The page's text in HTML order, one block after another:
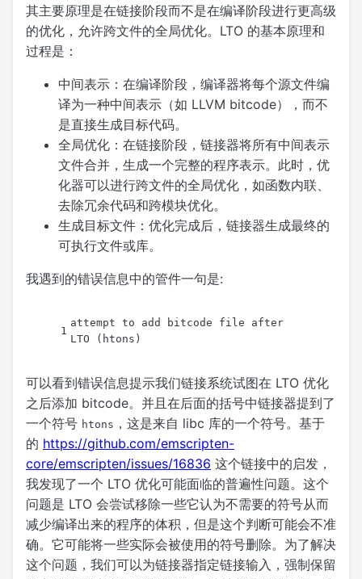
其主要原理是在链接阶段而不是在编译阶段进行更高级
的优化，允许跨文件的全局优化。LTO 的基本原理和
过程是：
中间表示：在编译阶段，编译器将每个源文件编
译为一种中间表示（如 LLVM bitcode），而不
是直接生成目标代码。
全局优化：在链接阶段，链接器将所有中间表示
文件合并，生成一个完整的程序表示。此时，优
化器可以进行跨文件的全局优化，如函数内联、
去除冗余代码和跨模块优化。
生成目标文件：优化完成后，链接器生成最终的
可执行文件或库。
我遇到的错误信息中的管件一句是:
1
attempt to add bitcode file after
LTO (htons)
可以看到错误信息提示我们链接系统试图在 LTO 优化
之后添加 bitcode。并且在后面的括号中链接器提到了
一个符号 htons ，这是来自 libc 库的一个符号。基于
的 https://github.com/emscripten-
core/emscripten/issues/16836 这个链接中的启发，
我发现了一个 LTO 优化可能面临的普遍性问题。这个
问题是 LTO 会尝试移除一些它认为不需要的符号从而
减少编译出来的程序的体积，但是这个判断可能会不准
确。它可能将一些实际会被使用的符号删除。为了解决
这个问题，我们可以为链接器指定链接输入，强制保留